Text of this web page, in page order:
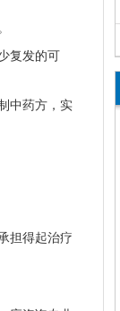
复发的可
中药方，实
担得起治疗